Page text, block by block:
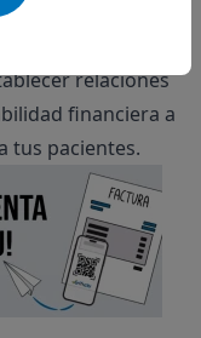
clave para
relaciones
financiera a
tus pacientes.